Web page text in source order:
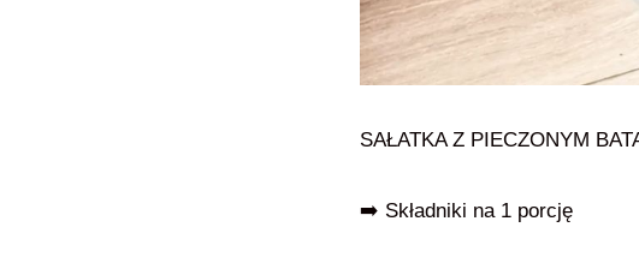
SAŁATKA Z PIECZONYM
➡️ Składniki na 1 porcję